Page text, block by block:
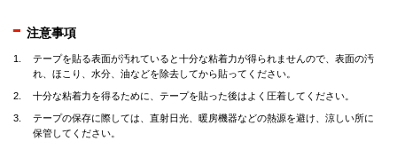
注意事項
テープを貼る表面が汚れていると十分な粘着力が得られませんので、表面の汚
れ、ほこり、水分、油などを除去してから貼ってください。
十分な粘着力を得るために、テープを貼った後はよく圧着してください。
テープの保存に際しては、直射日光、暖房機器などの熱源を避け、涼しい所に
保管してください。